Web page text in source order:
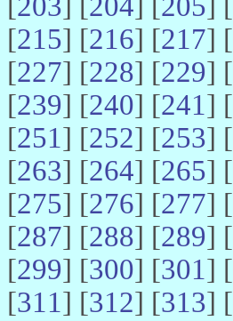
[215] [216] [217] [
[227] [228] [229] [
[239] [240] [241] [
[251] [252] [253] [
[263] [264] [265] [
[275] [276] [277] [
[287] [288] [289] [
[299] [300] [301] [
[311] [312] [313] [